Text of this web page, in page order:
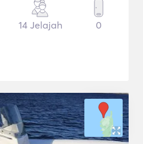
14 Jelajah 0